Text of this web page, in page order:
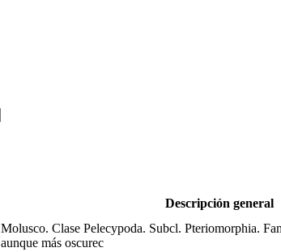
Descripción general
Molusco. Clase Pelecypoda. Subcl. Pteriomorphia.
aunque más oscurec